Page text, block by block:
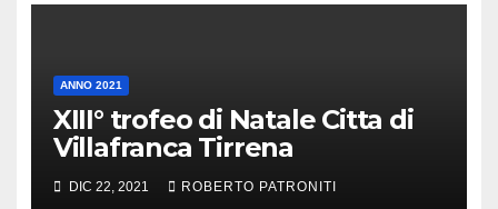
ANNO 2021
XIII° trofeo di Natale Citta di
Villafranca Tirrena
DIC 22, 2021 ROBERTO PATRONITI